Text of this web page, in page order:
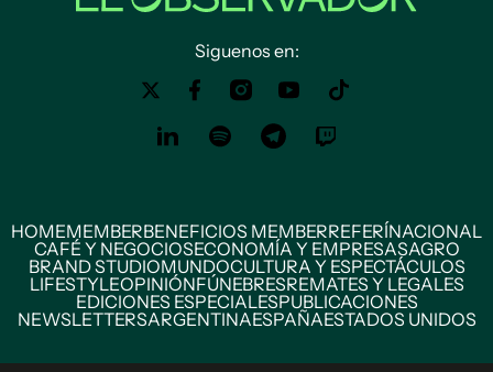
Siguenos en:
HOMEMEMBERBENEFICIOS MEMBERREFERÍNACIONAL
CAFÉ Y NEGOCIOSECONOMÍA Y EMPRESASAGRO
BRAND STUDIOMUNDOCULTURA Y ESPECTÁCULOS
LIFESTYLEOPINIÓNFÚNEBRESREMATES Y LEGALES
EDICIONES ESPECIALESPUBLICACIONES
NEWSLETTERSARGENTINAESPAÑAESTADOS UNIDOS